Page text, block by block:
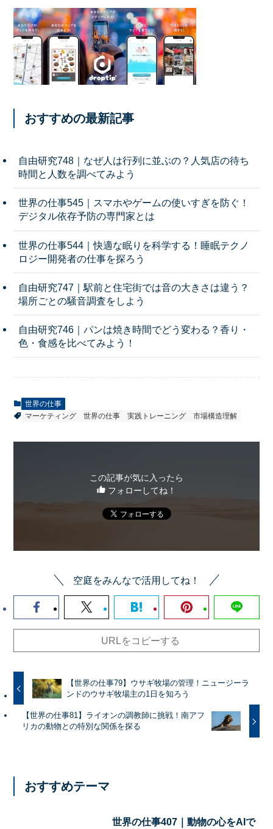
おすすめの最新記事
自由研究748｜なぜ人は行列に並ぶの？人気店の待ち
時間と人数を調べてみよう
世界の仕事545｜スマホやゲームの使いすぎを防ぐ！
デジタル依存予防の専門家とは
世界の仕事544｜快適な眠りを科学する！睡眠テクノ
ロジー開発者の仕事を探ろう
自由研究747｜駅前と住宅街では音の大きさは違う？
場所ごとの騒音調査をしよう
自由研究746｜パンは焼き時間でどう変わる？香り・
色・食感を比べてみよう！
世界の仕事
マーケティング
世界の仕事 実践トレーニング 市場構造理解
この記事が気に入ったら
フォローしてね！
空庭をみんなで活用してね！
URLをコピーする
【世界の仕事79】ウサギ牧場の管理！ニュージーラ
ンドのウサギ牧場主の1日を知ろう
【世界の仕事81】ライオンの調教師に挑戦！南アフ
リカの動物との特別な関係を探る
おすすめテーマ
世界の仕事407｜動物の心をAIで